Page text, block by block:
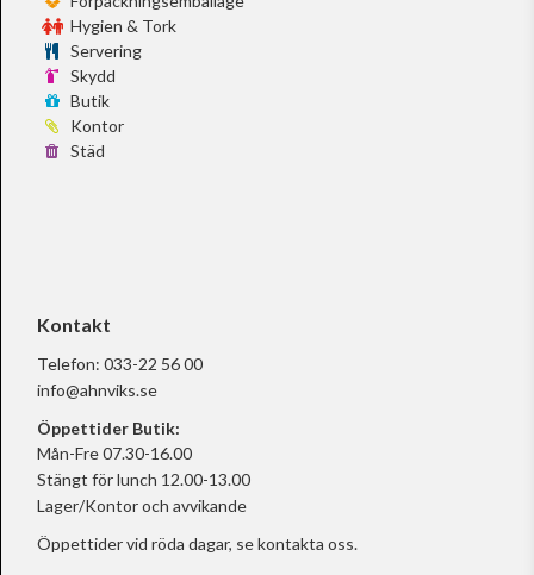
Hygien & Tork
Servering
Skydd
Butik
Kontor
Städ
Kontakt
Telefon: 033-22 56 00
info@ahnviks.se
Öppettider Butik:
Mån-Fre 07.30-16.00
Stängt för lunch 12.00-13.00
Lager/Kontor och avvikande
Öppettider vid röda dagar, sekontakta oss.